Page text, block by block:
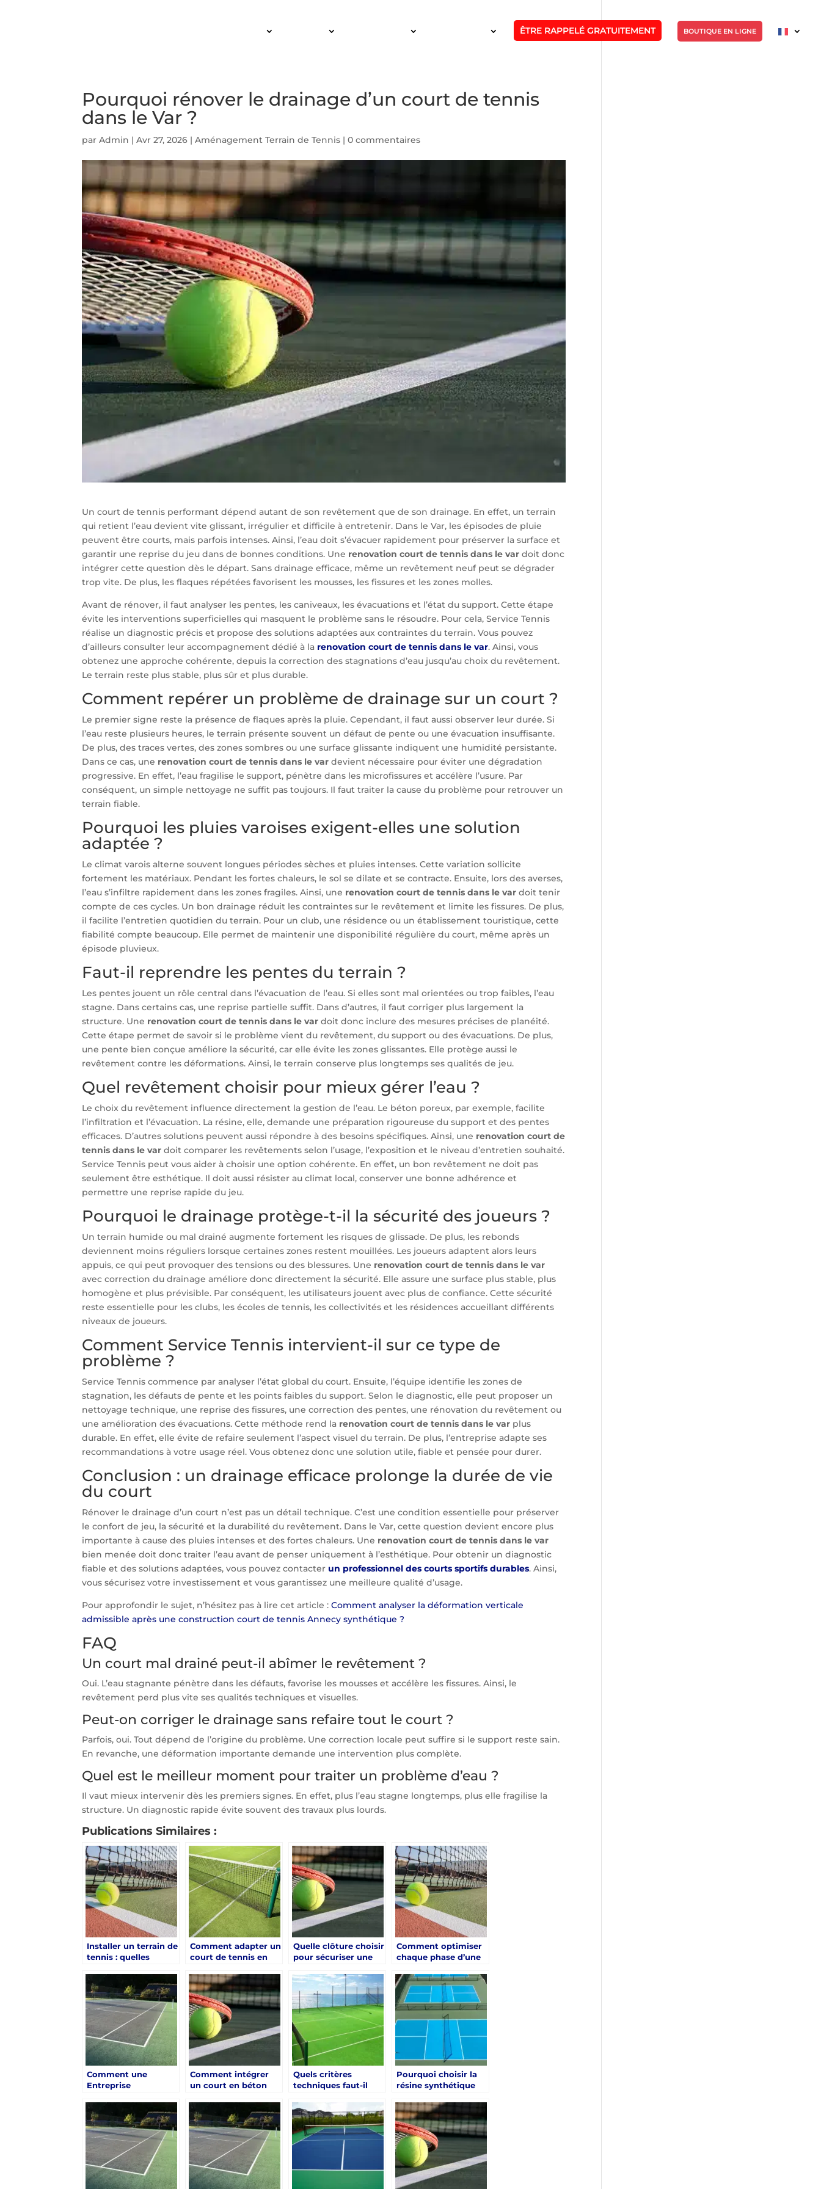
ÊTRE RAPPELÉ GRATUITEMENT BOUTIQUE EN LIGNE
Pourquoi rénover le drainage d’un court de tennis
dans le Var ?
parAdmin |Avr 27, 2026 |Aménagement Terrain de Tennis |0 commentaires
Un court de tennis performant dépend autant de son revêtement que de son drainage. En effet, un terrain
qui retient l’eau devient vite glissant, irrégulier et difficile à entretenir. Dans le Var, les épisodes de pluie
peuvent être courts, mais parfois intenses. Ainsi, l’eau doit s’évacuer rapidement pour préserver la surface et
garantir une reprise du jeu dans de bonnes conditions. Une renovation court de tennis dans le var doit donc
intégrer cette question dès le départ. Sans drainage efficace, même un revêtement neuf peut se dégrader
trop vite. De plus, les flaques répétées favorisent les mousses, les fissures et les zones molles.
Avant de rénover, il faut analyser les pentes, les caniveaux, les évacuations et l’état du support. Cette étape
évite les interventions superficielles qui masquent le problème sans le résoudre. Pour cela, Service Tennis
réalise un diagnostic précis et propose des solutions adaptées aux contraintes du terrain. Vous pouvez
d’ailleurs consulter leur accompagnement dédié à la renovation court de tennis dans le var. Ainsi, vous
obtenez une approche cohérente, depuis la correction des stagnations d’eau jusqu’au choix du revêtement.
Le terrain reste plus stable, plus sûr et plus durable.
Comment repérer un problème de drainage sur un court ?
Le premier signe reste la présence de flaques après la pluie. Cependant, il faut aussi observer leur durée. Si
l’eau reste plusieurs heures, le terrain présente souvent un défaut de pente ou une évacuation insuffisante.
De plus, des traces vertes, des zones sombres ou une surface glissante indiquent une humidité persistante.
Dans ce cas, une renovation court de tennis dans le var devient nécessaire pour éviter une dégradation
progressive. En effet, l’eau fragilise le support, pénètre dans les microfissures et accélère l’usure. Par
conséquent, un simple nettoyage ne suffit pas toujours. Il faut traiter la cause du problème pour retrouver un
terrain fiable.
Pourquoi les pluies varoises exigent-elles une solution
adaptée ?
Le climat varois alterne souvent longues périodes sèches et pluies intenses. Cette variation sollicite
fortement les matériaux. Pendant les fortes chaleurs, le sol se dilate et se contracte. Ensuite, lors des averses,
l’eau s’infiltre rapidement dans les zones fragiles. Ainsi, une renovation court de tennis dans le var doit tenir
compte de ces cycles. Un bon drainage réduit les contraintes sur le revêtement et limite les fissures. De plus,
il facilite l’entretien quotidien du terrain. Pour un club, une résidence ou un établissement touristique, cette
fiabilité compte beaucoup. Elle permet de maintenir une disponibilité régulière du court, même après un
épisode pluvieux.
Faut-il reprendre les pentes du terrain ?
Les pentes jouent un rôle central dans l’évacuation de l’eau. Si elles sont mal orientées ou trop faibles, l’eau
stagne. Dans certains cas, une reprise partielle suffit. Dans d’autres, il faut corriger plus largement la
structure. Une renovation court de tennis dans le var doit donc inclure des mesures précises de planéité.
Cette étape permet de savoir si le problème vient du revêtement, du support ou des évacuations. De plus,
une pente bien conçue améliore la sécurité, car elle évite les zones glissantes. Elle protège aussi le
revêtement contre les déformations. Ainsi, le terrain conserve plus longtemps ses qualités de jeu.
Quel revêtement choisir pour mieux gérer l’eau ?
Le choix du revêtement influence directement la gestion de l’eau. Le béton poreux, par exemple, facilite
l’infiltration et l’évacuation. La résine, elle, demande une préparation rigoureuse du support et des pentes
efficaces. D’autres solutions peuvent aussi répondre à des besoins spécifiques. Ainsi, une renovation court de
tennis dans le var doit comparer les revêtements selon l’usage, l’exposition et le niveau d’entretien souhaité.
Service Tennis peut vous aider à choisir une option cohérente. En effet, un bon revêtement ne doit pas
seulement être esthétique. Il doit aussi résister au climat local, conserver une bonne adhérence et
permettre une reprise rapide du jeu.
Pourquoi le drainage protège-t-il la sécurité des joueurs ?
Un terrain humide ou mal drainé augmente fortement les risques de glissade. De plus, les rebonds
deviennent moins réguliers lorsque certaines zones restent mouillées. Les joueurs adaptent alors leurs
appuis, ce qui peut provoquer des tensions ou des blessures. Une renovation court de tennis dans le var
avec correction du drainage améliore donc directement la sécurité. Elle assure une surface plus stable, plus
homogène et plus prévisible. Par conséquent, les utilisateurs jouent avec plus de confiance. Cette sécurité
reste essentielle pour les clubs, les écoles de tennis, les collectivités et les résidences accueillant différents
niveaux de joueurs.
Comment Service Tennis intervient-il sur ce type de
problème ?
Service Tennis commence par analyser l’état global du court. Ensuite, l’équipe identifie les zones de
stagnation, les défauts de pente et les points faibles du support. Selon le diagnostic, elle peut proposer un
nettoyage technique, une reprise des fissures, une correction des pentes, une rénovation du revêtement ou
une amélioration des évacuations. Cette méthode rend la renovation court de tennis dans le var plus
durable. En effet, elle évite de refaire seulement l’aspect visuel du terrain. De plus, l’entreprise adapte ses
recommandations à votre usage réel. Vous obtenez donc une solution utile, fiable et pensée pour durer.
Conclusion : un drainage efficace prolonge la durée de vie
du court
Rénover le drainage d’un court n’est pas un détail technique. C’est une condition essentielle pour préserver
le confort de jeu, la sécurité et la durabilité du revêtement. Dans le Var, cette question devient encore plus
importante à cause des pluies intenses et des fortes chaleurs. Une renovation court de tennis dans le var
bien menée doit donc traiter l’eau avant de penser uniquement à l’esthétique. Pour obtenir un diagnostic
fiable et des solutions adaptées, vous pouvez contacter un professionnel des courts sportifs durables. Ainsi,
vous sécurisez votre investissement et vous garantissez une meilleure qualité d’usage.
Pour approfondir le sujet, n’hésitez pas à lire cet article :Comment analyser la déformation verticale
admissible après une construction court de tennis Annecy synthétique ?
FAQ
Un court mal drainé peut-il abîmer le revêtement ?
Oui. L’eau stagnante pénètre dans les défauts, favorise les mousses et accélère les fissures. Ainsi, le
revêtement perd plus vite ses qualités techniques et visuelles.
Peut-on corriger le drainage sans refaire tout le court ?
Parfois, oui. Tout dépend de l’origine du problème. Une correction locale peut suffire si le support reste sain.
En revanche, une déformation importante demande une intervention plus complète.
Quel est le meilleur moment pour traiter un problème d’eau ?
Il vaut mieux intervenir dès les premiers signes. En effet, plus l’eau stagne longtemps, plus elle fragilise la
structure. Un diagnostic rapide évite souvent des travaux plus lourds.
Publications Similaires :
Installer un terrain de
tennis : quelles
poser avant de lancer
le projet ?
Comment adapter un
court de tennis en
un usage intensif à
Cannes ?
Quelle clôture choisir
pour sécuriser une
de tennis à mougins
Comment optimiser
chaque phase d’une
de tennis pour un
résultat durable ?
Comment une
Entreprise
de tennis optimise-t-
elle la durabilité du
court ?
Comment intégrer
un court en béton
projet immobilier à
Cannes ?
Quels critères
techniques faut-il
lancer un court en
gazon synthétique à
Cannes ?
Pourquoi choisir la
résine synthétique
tennis à Mougins ?